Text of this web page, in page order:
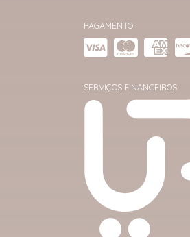
PAGAMENTO
SERVIÇOS FINANCEIROS